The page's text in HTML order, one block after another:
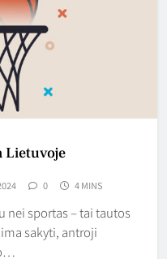
Lietuvoje
0 4 MINS
nei sportas – tai tautos
sakyti, antroji